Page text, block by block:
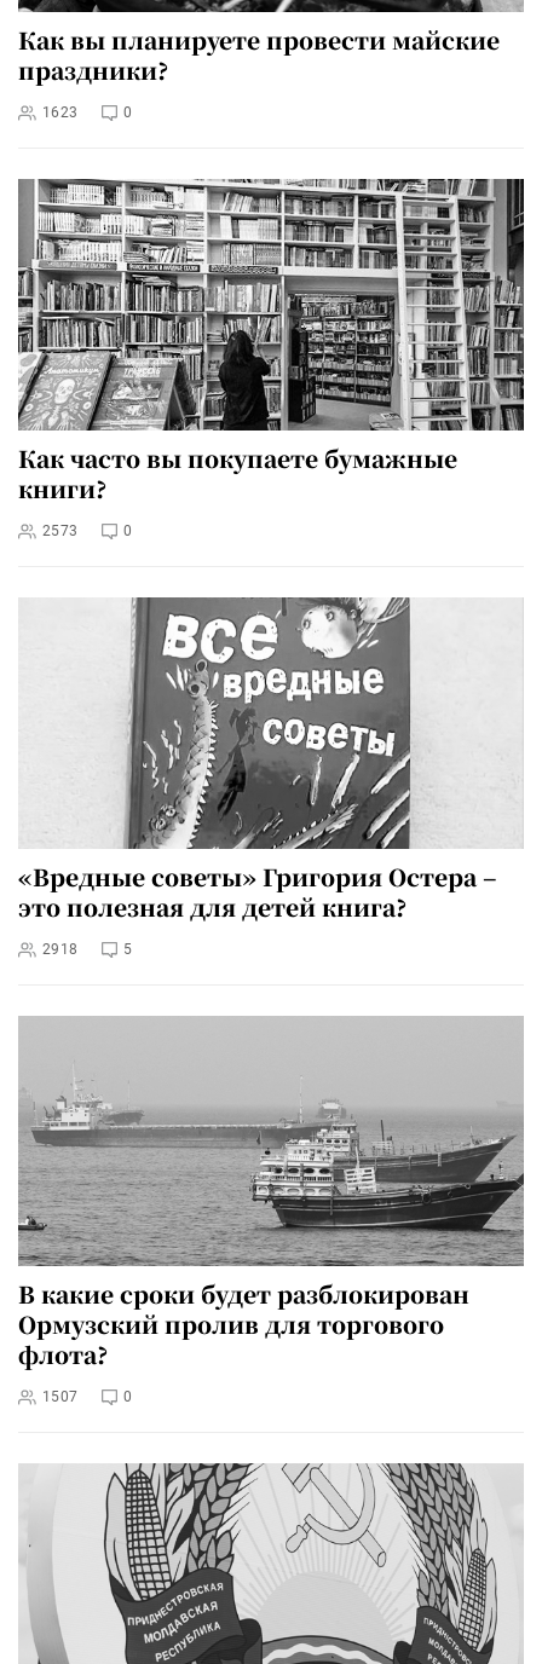
Как вы планируете провести майские
праздники?
1623 0
Как часто вы покупаете бумажные
книги?
2573 0
«Вредные советы» Григория Остера –
это полезная для детей книга?
2918 5
В какие сроки будет разблокирован
Ормузский пролив для торгового
флота?
1507 0